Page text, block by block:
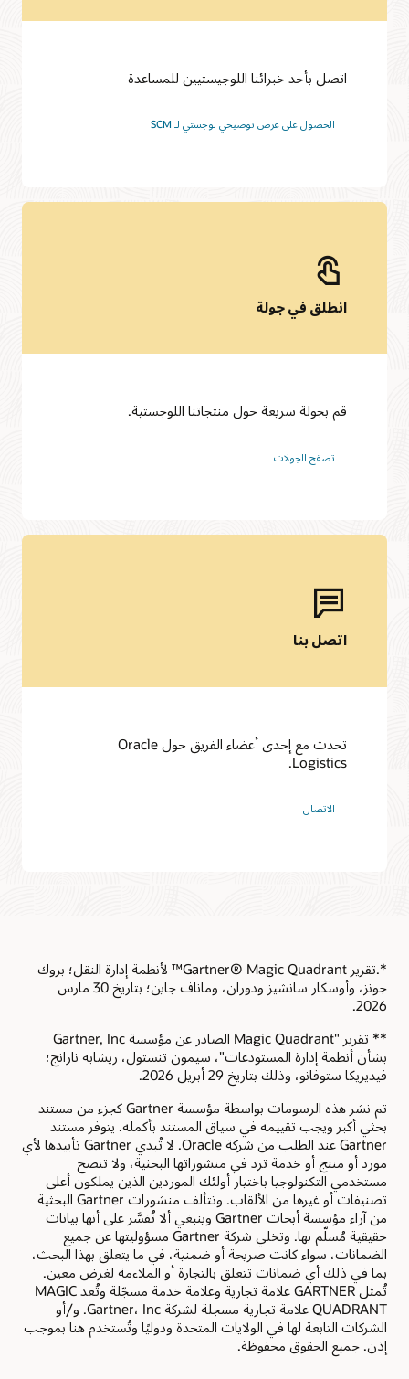
اتصل بأحد خبرائنا اللوجيستيين للمساعدة
الحصول على عرض توضيحي لوجستي لـ SCM
انطلق في جولة
قم بجولة سريعة حول منتجاتنا اللوجستية.
تصفح الجولات
‏‎‎‏اتصل بنا‎‏
تحدث مع إحدى أعضاء الفريق حول Oracle
Logistics.
الاتصال
*.تقرير Gartner® Magic Quadrant™ لأنظمة إدارة النقل؛ بروك
جونز، وأوسكار سانشيز ودوران، وماناف جاين؛ بتاريخ 30 مارس
2026.
** تقرير "Magic Quadrant الصادر عن مؤسسة Gartner, Inc
بشأن أنظمة إدارة المستودعات"، سيمون تنستول، ريشابه نارانج؛
فيديريكا ستوفانو، وذلك بتاريخ 29 أبريل 2026.
تم نشر هذه الرسومات بواسطة مؤسسة Gartner كجزء من مستند
بحثي أكبر ويجب تقييمه في سياق المستند بأكمله.‬ يتوفر مستند
Gartner عند الطلب من شركة Oracle. ‏‫لا تُبدي Gartner تأييدها لأي
مورد أو منتج أو خدمة ترد في منشوراتها البحثية، ولا تنصح
مستخدمي التكنولوجيا باختيار أولئك الموردين الذين يملكون أعلى
تصنيفات أو غيرها من الألقاب.‬ وتتألف منشورات Gartner البحثية
من آراء مؤسسة أبحاث Gartner وينبغي ألا تُفسَّر على أنها بيانات
حقيقية مُسلّم بها. وتخلي شركة Gartner مسؤوليتها عن جميع
الضمانات، سواء كانت صريحة أو ضمنية، في ما يتعلق بهذا البحث،
بما في ذلك أي ضمانات تتعلق بالتجارة أو الملاءمة لغرض معين.
تُمثل GARTNER علامة تجارية وعلامة خدمة مسجّلة وتُعد MAGIC
QUADRANT علامة تجارية مسجلة لشركة Gartner، Inc. و/أو
الشركات التابعة لها في الولايات المتحدة ودوليًا وتُستخدم هنا بموجب
إذن. جميع الحقوق محفوظة.